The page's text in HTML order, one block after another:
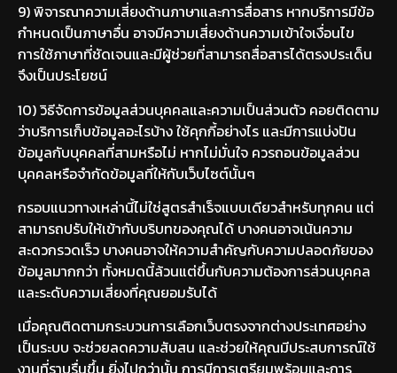
9) พิจารณาความเสี่ยงด้านภาษาและการสื่อสาร หากบริการมีข้อ
กำหนดเป็นภาษาอื่น อาจมีความเสี่ยงด้านความเข้าใจเงื่อนไข
การใช้ภาษาที่ชัดเจนและมีผู้ช่วยที่สามารถสื่อสารได้ตรงประเด็น
จึงเป็นประโยชน์
10) วิธีจัดการข้อมูลส่วนบุคคลและความเป็นส่วนตัว คอยติดตาม
ว่าบริการเก็บข้อมูลอะไรบ้าง ใช้คุกกี้อย่างไร และมีการแบ่งปัน
ข้อมูลกับบุคคลที่สามหรือไม่ หากไม่มั่นใจ ควรถอนข้อมูลส่วน
บุคคลหรือจำกัดข้อมูลที่ให้กับเว็บไซต์นั้นๆ
กรอบแนวทางเหล่านี้ไม่ใช่สูตรสำเร็จแบบเดียวสำหรับทุกคน แต่
สามารถปรับให้เข้ากับบริบทของคุณได้ บางคนอาจเน้นความ
สะดวกรวดเร็ว บางคนอาจให้ความสำคัญกับความปลอดภัยของ
ข้อมูลมากกว่า ทั้งหมดนี้ล้วนแต่ขึ้นกับความต้องการส่วนบุคคล
และระดับความเสี่ยงที่คุณยอมรับได้
เมื่อคุณติดตามกระบวนการเลือกเว็บตรงจากต่างประเทศอย่าง
เป็นระบบ จะช่วยลดความสับสน และช่วยให้คุณมีประสบการณ์ใช้